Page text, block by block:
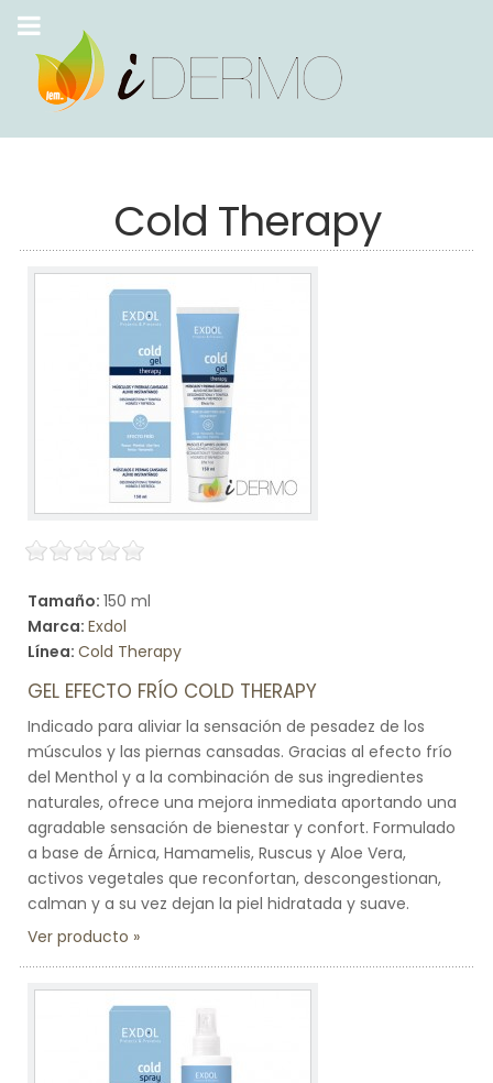
Cold Therapy
Tamaño: 150 ml
Marca: Exdol
Línea: Cold Therapy
GEL EFECTO FRÍO COLD THERAPY
Indicado para aliviar la sensación de pesadez de los
músculos y las piernas cansadas. Gracias al efecto frío
del Menthol y a la combinación de sus ingredientes
naturales, ofrece una mejora inmediata aportando una
agradable sensación de bienestar y confort. Formulado
a base de Árnica, Hamamelis, Ruscus y Aloe Vera,
activos vegetales que reconfortan, descongestionan,
calman y a su vez dejan la piel hidratada y suave.
Ver producto